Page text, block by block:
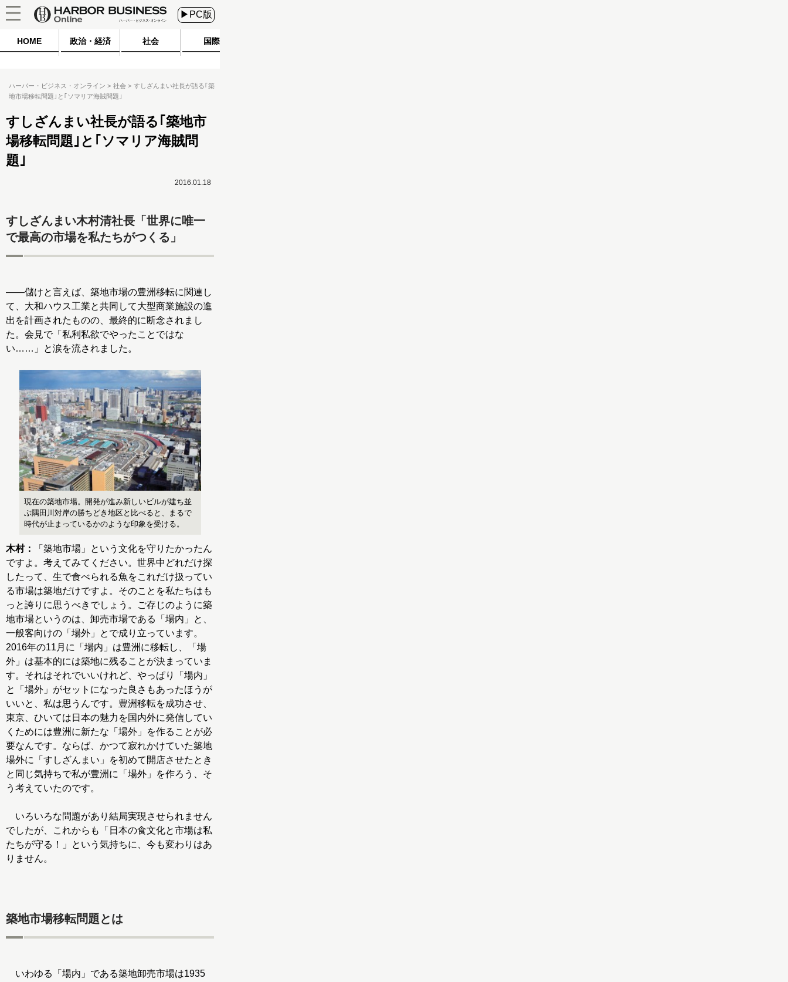
▶PC版
HOME 政治・経済 社会 国際
ハーバー・ビジネス・オンライン 社会
すしざんまい社長が語る｢築
地市場移転問題｣と｢ソマリア海賊問題｣
すしざんまい社長が語る｢築地市
場移転問題｣と｢ソマリア海賊問
題｣
2016.01.18
すしざんまい木村清社長「世界に唯一
で最高の市場を私たちがつくる」
――儲けと言えば、築地市場の豊洲移転に関連し
て、大和ハウス工業と共同して大型商業施設の進
出を計画されたものの、最終的に断念されまし
た。会見で「私利私欲でやったことではな
い……」と涙を流されました。
現在の築地市場。開発が進み新しいビルが建ち並
ぶ隅田川対岸の勝ちどき地区と比べると、まるで
時代が止まっているかのような印象を受ける。
木村：
「築地市場」という文化を守りたかったん
ですよ。考えてみてください。世界中どれだけ探
したって、生で食べられる魚をこれだけ扱ってい
る市場は築地だけですよ。そのことを私たちはも
っと誇りに思うべきでしょう。ご存じのように築
地市場というのは、卸売市場である「場内」と、
一般客向けの「場外」とで成り立っています。
2016年の11月に「場内」は豊洲に移転し、「場
外」は基本的には築地に残ることが決まっていま
す。それはそれでいいけれど、やっぱり「場内」
と「場外」がセットになった良さもあったほうが
いいと、私は思うんです。豊洲移転を成功させ、
東京、ひいては日本の魅力を国内外に発信してい
くためには豊洲に新たな「場外」を作ることが必
要なんです。ならば、かつて寂れかけていた築地
場外に「すしざんまい」を初めて開店させたとき
と同じ気持ちで私が豊洲に「場外」を作ろう、そ
う考えていたのです。
いろいろな問題があり結局実現させられません
でしたが、これからも「日本の食文化と市場は私
たちが守る！」という気持ちに、今も変わりはあ
りません。
築地市場移転問題とは
いわゆる「場内」である築地卸売市場は1935